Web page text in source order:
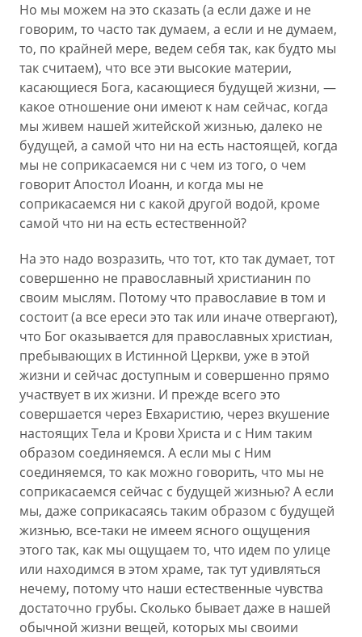
Но мы можем на это сказать (а если даже и не
говорим, то часто так думаем, а если и не думаем,
то, по крайней мере, ведем себя так, как будто мы
так считаем), что все эти высокие материи,
касающиеся Бога, касающиеся будущей жизни, —
какое отношение они имеют к нам сейчас, когда
мы живем нашей житейской жизнью, далеко не
будущей, а самой что ни на есть настоящей, когда
мы не соприкасаемся ни с чем из того, о чем
говорит Апостол Иоанн, и когда мы не
соприкасаемся ни с какой другой водой, кроме
самой что ни на есть естественной?
На это надо возразить, что тот, кто так думает, тот
совершенно не православный христианин по
своим мыслям. Потому что православие в том и
состоит (а все ереси это так или иначе отвергают),
что Бог оказывается для православных христиан,
пребывающих в Истинной Церкви, уже в этой
жизни и сейчас доступным и совершенно прямо
участвует в их жизни. И прежде всего это
совершается через Евхаристию, через вкушение
настоящих Тела и Крови Христа и с Ним таким
образом соединяемся. А если мы с Ним
соединяемся, то как можно говорить, что мы не
соприкасаемся сейчас с будущей жизнью? А если
мы, даже соприкасаясь таким образом с будущей
жизнью, все-таки не имеем ясного ощущения
этого так, как мы ощущаем то, что идем по улице
или находимся в этом храме, так тут удивляться
нечему, потому что наши естественные чувства
достаточно грубы. Сколько бывает даже в нашей
обычной жизни вещей, которых мы своими